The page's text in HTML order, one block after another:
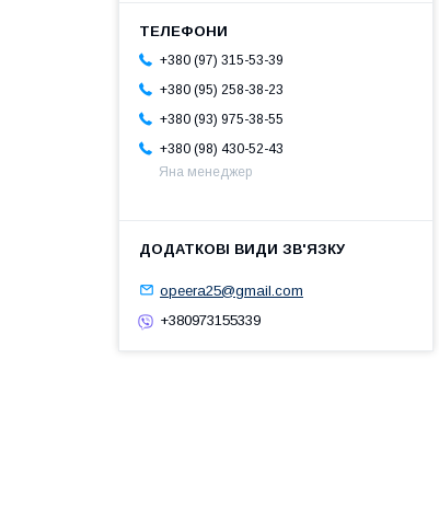
+380 (97) 315-53-39
+380 (95) 258-38-23
+380 (93) 975-38-55
+380 (98) 430-52-43
Яна менеджер
opeera25@gmail.com
+380973155339